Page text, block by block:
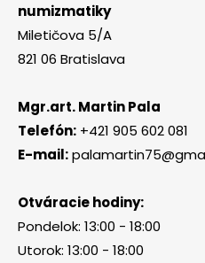
numizmatiky
Miletičova 5/A
821 06 Bratislava
Mgr.art. Martin Pala
Telefón: +421 905 602 081
E-mail:
Otváracie hodiny:
Pondelok: 13:00 - 18:00
Utorok: 13:00 - 18:00